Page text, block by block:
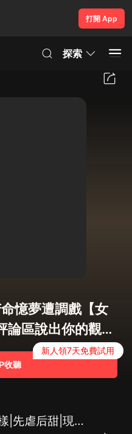
打開 App
探索
憶夢遭調戲【女
論區說出你的觀
收聽
新人領7天免費試用
狼性總裁别這樣|先虐后甜|現代言情|萌寶|商戰|AI多播